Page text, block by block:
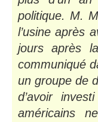
politique. M.
l’usine après
jours après
communiqué
un groupe de
d’avoir
américains